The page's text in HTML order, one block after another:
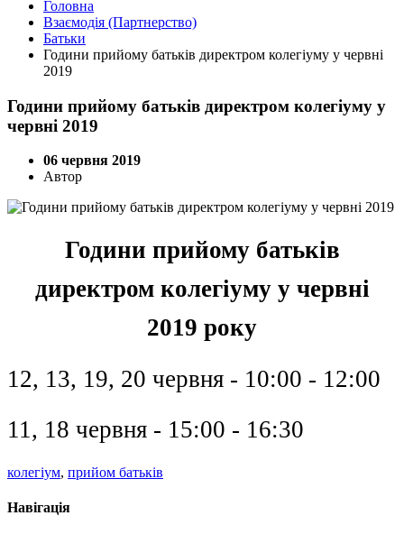
Головна
Взаємодія (Партнерство)
Батьки
Години прийому батьків директром колегіуму у червні
2019
Години прийому батьків директром колегіуму у
червні 2019
06 червня 2019
Автор
Години прийому батьків
директром колегіуму у червні
2019 року
12, 13, 19, 20 червня - 10:00 - 12:00
11, 18 червня - 15:00 - 16:30
колегіум, прийом батьків
Навігація